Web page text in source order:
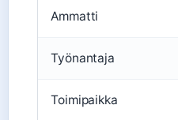
Ammatti
Työnantaja
Toimipaikka